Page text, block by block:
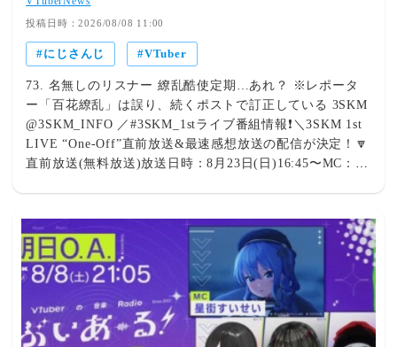
投稿日時：2026/08/08 11:00
にじさんじ VTuber
73. 名無しのリスナー 繚乱酷使定期…あれ？ ※レポータ
ー「百花繚乱」は誤り、続くポストで訂正している 3SKM
@3SKM_INFO ／#3SKM_1stライブ番組情報❗️＼3SKM 1st
LIVE “One-Off”直前放送&最速感想放送の配信が決定！🔽
直前放送(無料放送)放送日時：8月23日(日)16:45〜MC： #
たでも視聴できます🔽最速感想放送放送日時：8月23日
(日)公演終了後〜出演：#篠宮ゆの #城瀬いすみ▼ご視聴は
こちらhttps://live.nicovideo.jp/watch/lv351101427…※ニコ
ニコチャンネル会員のみ視聴できます※冒頭はどなたでも
視聴できます※3SKMの出演はございません🔽特設サイト
https://nijisanji.jp/events/3skm_1stlive/…#3SKM 午後5:10 ·
2026年8月6日 3SKM @3SKM_INFO 【お詫び】こちらの